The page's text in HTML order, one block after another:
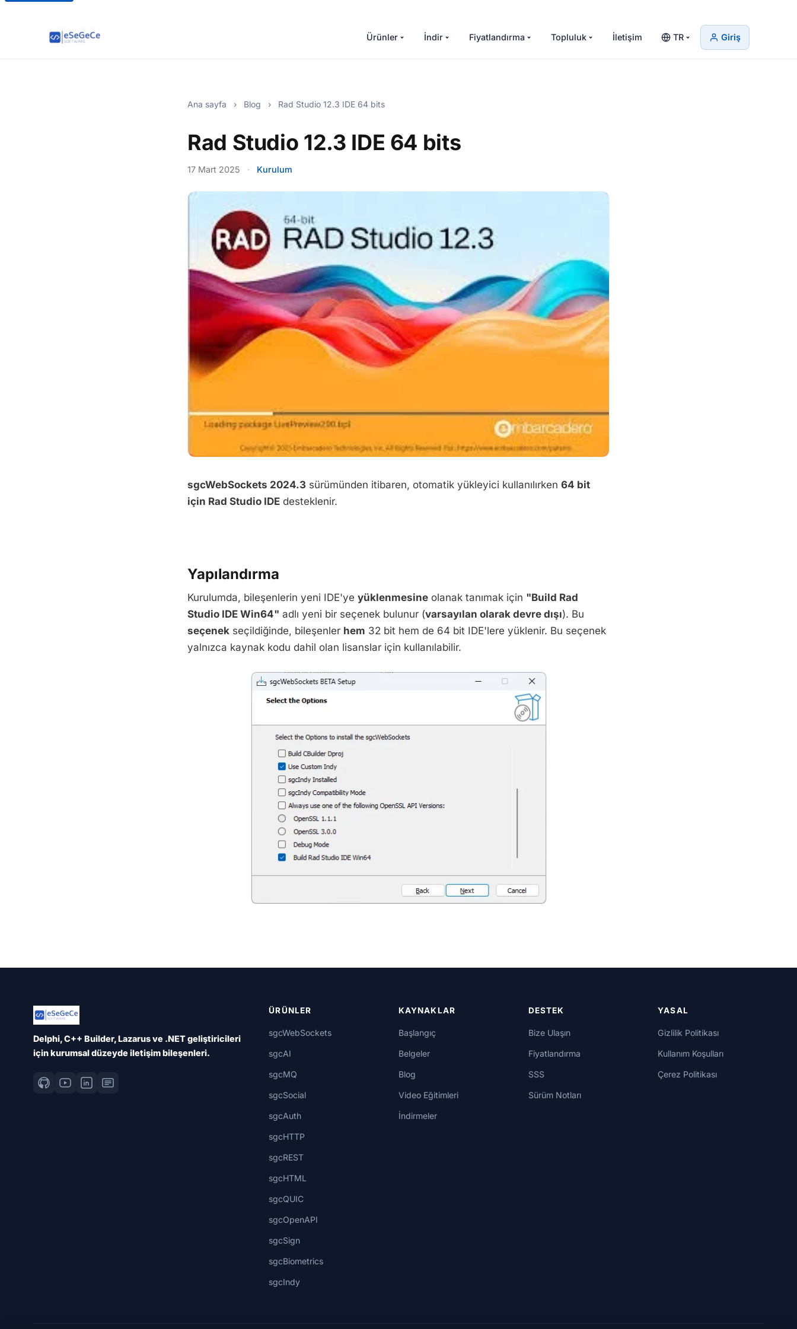
Ürünler İndir Fiyatlandırma Topluluk İletişim TR Giriş
Ana sayfa › Blog › Rad Studio 12.3 IDE 64 bits
Rad Studio 12.3 IDE 64 bits
17 Mart 2025 · Kurulum
sgcWebSockets 2024.3 sürümünden itibaren, otomatik yükleyici kullanılırken 64 bit
için Rad Studio IDE desteklenir.
Yapılandırma
Kurulumda, bileşenlerin yeni IDE'ye yüklenmesine olanak tanımak için "Build Rad
Studio IDE Win64" adlı yeni bir seçenek bulunur (varsayılan olarak devre dışı). Bu
seçenek seçildiğinde, bileşenler hem 32 bit hem de 64 bit IDE'lere yüklenir. Bu seçenek
yalnızca kaynak kodu dahil olan lisanslar için kullanılabilir.
Delphi, C++ Builder, Lazarus ve .NET geliştiricileri
için kurumsal düzeyde iletişim bileşenleri.
ÜRÜNLER
sgcWebSockets
sgcAI
sgcMQ
sgcSocial
sgcAuth
sgcHTTP
sgcREST
sgcHTML
sgcQUIC
sgcOpenAPI
sgcSign
sgcBiometrics
sgcIndy
KAYNAKLAR
Başlangıç
Belgeler
Blog
Video Eğitimleri
İndirmeler
DESTEK
Bize Ulaşın
Fiyatlandırma
SSS
Sürüm Notları
YASAL
Gizlilik Politikası
Kullanım Koşulları
Çerez Politikası